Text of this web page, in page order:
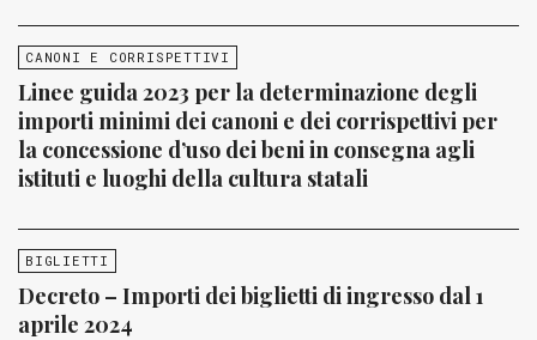
CANONI E CORRISPETTIVI
Linee guida 2023 per la determinazione degli
importi minimi dei canoni e dei corrispettivi per
la concessione d’uso dei beni in consegna agli
istituti e luoghi della cultura statali
BIGLIETTI
Decreto – Importi dei biglietti di ingresso dal 1
aprile 2024